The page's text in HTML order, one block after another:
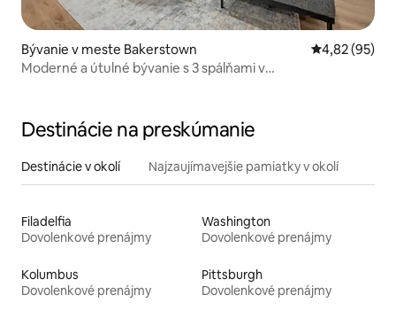
Bývanie v meste Bakerstown Priemerné
4,82 (95)
Moderné a útulné bývanie s 3 spálňami v
Destinácie na preskúmanie
Destinácie v okolí Najzaujímavejšie pamiatky v okolí
Filadelfia
Dovolenkové prenájmy
Washington
Dovolenkové prenájmy
Kolumbus
Dovolenkové prenájmy
Pittsburgh
Dovolenkové prenájmy